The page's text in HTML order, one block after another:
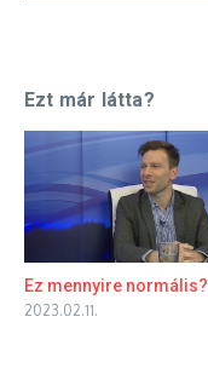
Ezt már látta?
Ez mennyire normális?
2023.02.11.